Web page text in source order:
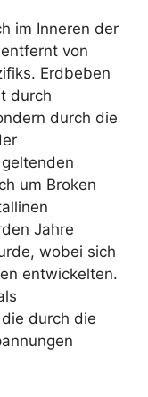
im Inneren der
von
Erdbeben
durch
durch die
um Broken
Jahre
wobei sich
entwickelten.
durch die